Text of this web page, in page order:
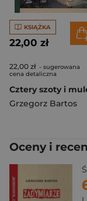
KSIĄŻKA
22,00 zł
22,00 zł - sugerowana
cena detaliczna
Cztery szoty i
Grzegorz Bartos
Oceny i